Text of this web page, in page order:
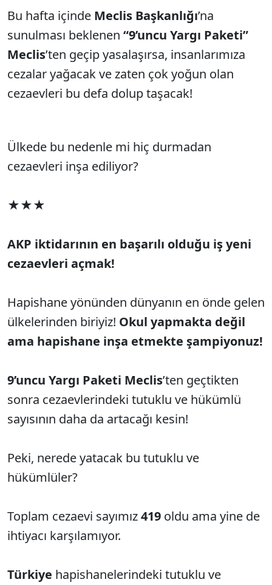
Bu hafta içinde Meclis Başkanlığı’na
sunulması beklenen “9’uncu Yargı Paketi”
Meclis’ten geçip yasalaşırsa, insanlarımıza
cezalar yağacak ve zaten çok yoğun olan
cezaevleri bu defa dolup taşacak!
Ülkede bu nedenle mi hiç durmadan
cezaevleri inşa ediliyor?
★★★
AKP iktidarının en başarılı olduğu iş yeni
cezaevleri açmak!
Hapishane yönünden dünyanın en önde gelen
ülkelerinden biriyiz! Okul yapmakta değil
ama hapishane inşa etmekte şampiyonuz!
9’uncu Yargı Paketi Meclis’ten geçtikten
sonra cezaevlerindeki tutuklu ve hükümlü
sayısının daha da artacağı kesin!
Peki, nerede yatacak bu tutuklu ve
hükümlüler?
Toplam cezaevi sayımız419 oldu ama yine de
ihtiyacı karşılamıyor.
Türkiye hapishanelerindeki tutuklu ve